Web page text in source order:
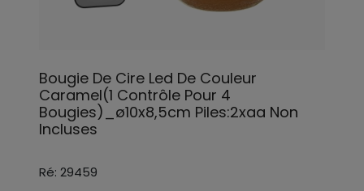
Bougie De Cire Led De Couleur
Caramel(1 Contrôle Pour 4
Bougies)_ø10x8,5cm Piles:2xaa Non
Incluses
Ré: 29459